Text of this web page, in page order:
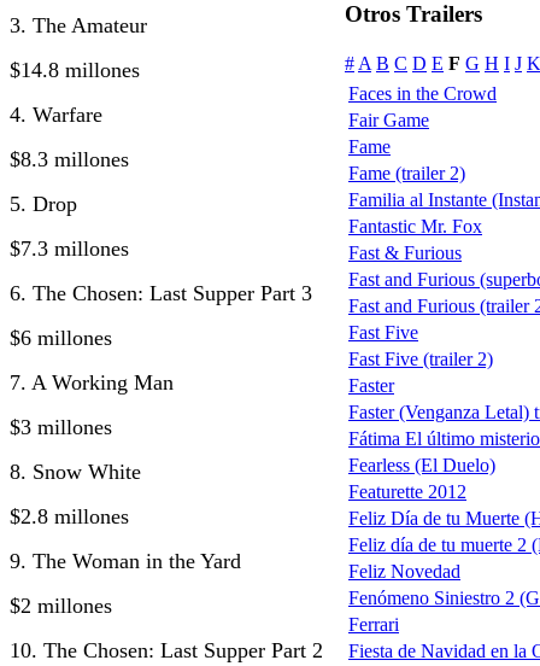
3. The Amateur
$14.8 millones
4. Warfare
$8.3 millones
5. Drop
$7.3 millones
6. The Chosen: Last Supper Part 3
$6 millones
7. A Working Man
$3 millones
8. Snow White
$2.8 millones
9. The Woman in the Yard
$2 millones
10. The Chosen: Last Supper Part 2
Otros Trailers
# A B C D E F G H I J K
Faces in the Crowd
Fair Game
Fame
Fame (trailer 2)
Familia al Instante
Fantastic Mr. Fox
Fast & Furious
Fast and Furious
Fast and Furious (trailer
Fast Five
Fast Five (trailer 2)
Faster
Faster (Venganza Letal)
Fátima El último misterio
Fearless (El Duelo)
Featurette 2012
Feliz Día de tu Muerte
Feliz día de tu muerte 2
Feliz Novedad
Fenómeno Siniestro 2
Ferrari
Fiesta de Navidad en la